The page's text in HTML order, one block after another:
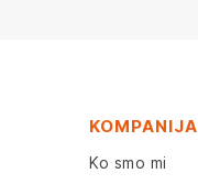
KOMPANIJA
Ko smo mi